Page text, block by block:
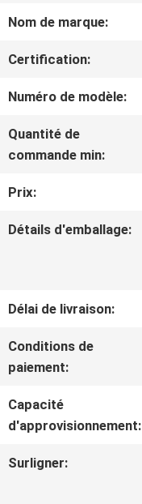
NOUS
DE
QUALITÉ
CONTACTEZ-
NOUS
Nom de marque:
Certification:
Numéro de modèle:
Quantité de
commande min:
Prix:
Détails d'emballage:
Délai de livraison:
Conditions de
paiement:
Capacité
d'approvisionnement:
Surligner: